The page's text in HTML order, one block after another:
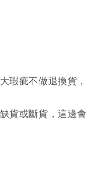
瑕疵不做退換貨，
貨或斷貨，這邊會